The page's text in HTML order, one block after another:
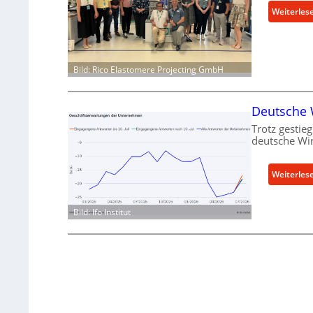
Bild: Rico Elastomere Projecting GmbH
Bild: Ifo Institut
Deutsche
Trotz
deutsche